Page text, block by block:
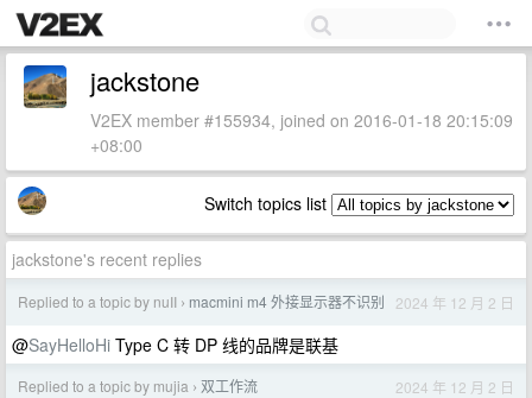
jackstone
V2EX member #155934, joined on 2016-01-18 20:15:09
+08:00
Switch topics list
jackstone's recent replies
Replied to a topic by nuII › macmini m4 外接显示器不识别 2024 年 12 月 2 日
@SayHelloHi Type C 转 DP 线的品牌是联基
Replied to a topic by mujia › 双工作流 2024 年 12 月 2 日